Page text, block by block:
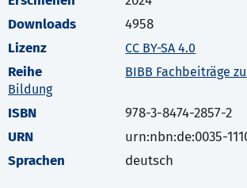
Downloads
4958
Lizenz
CC BY-SA 4.0
Reihe
BIBB Fachbeiträge
Bildung
ISBN
978-3-8474-2857-2
URN
urn:nbn:de:0035-
Sprachen
deutsch